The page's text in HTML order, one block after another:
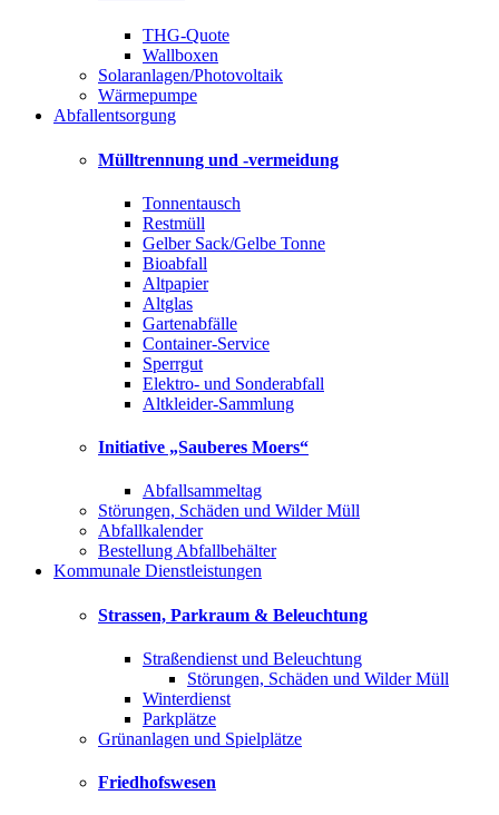
THG-Quote
Wallboxen
Solaranlagen/Photovoltaik
Wärmepumpe
Abfallentsorgung
Mülltrennung und -vermeidung
Tonnentausch
Restmüll
Gelber Sack/Gelbe Tonne
Bioabfall
Altpapier
Altglas
Gartenabfälle
Container-Service
Sperrgut
Elektro- und Sonderabfall
Altkleider-Sammlung
Initiative „Sauberes Moers“
Abfallsammeltag
Störungen, Schäden und Wilder Müll
Abfallkalender
Bestellung Abfallbehälter
Kommunale Dienstleistungen
Strassen, Parkraum & Beleuchtung
Straßendienst und Beleuchtung
Störungen, Schäden und Wilder Müll
Winterdienst
Parkplätze
Grünanlagen und Spielplätze
Friedhofswesen